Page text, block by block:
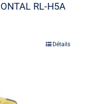
RL-H5A
Détails